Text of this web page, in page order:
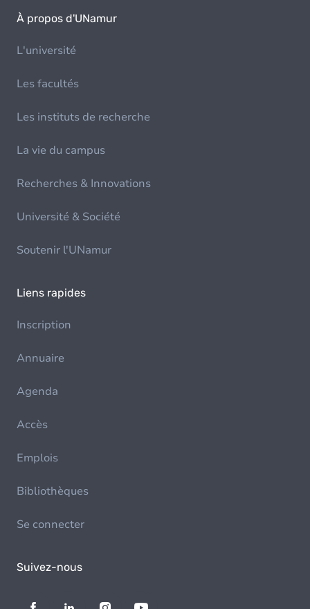
À propos d'UNamur
L'université
Les facultés
Les instituts de recherche
La vie du campus
Recherches & Innovations
Université & Société
Soutenir l'UNamur
Liens rapides
Inscription
Annuaire
Agenda
Accès
Emplois
Bibliothèques
Se connecter
Suivez-nous